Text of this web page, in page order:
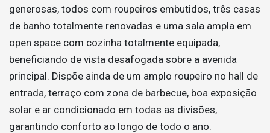
generosas, todos com roupeiros embutidos, três casas
de banho totalmente renovadas e uma sala ampla em
open space com cozinha totalmente equipada,
beneficiando de vista desafogada sobre a avenida
principal. Dispõe ainda de um amplo roupeiro no hall de
entrada, terraço com zona de barbecue, boa exposição
solar e ar condicionado em todas as divisões,
garantindo conforto ao longo de todo o ano.